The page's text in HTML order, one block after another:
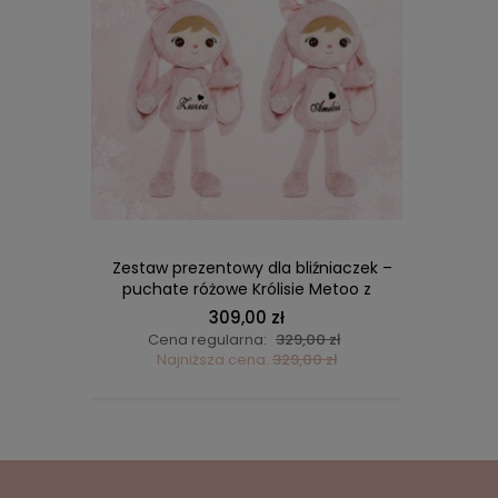
Zestaw prezentowy dla bliźniaczek –
puchate różowe Królisie Metoo z
personalizacją
309,00 zł
Cena regularna: 329,00 zł
Najniższa cena: 329,00 zł